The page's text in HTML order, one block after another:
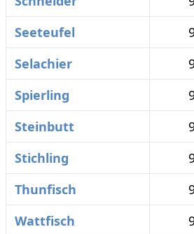
Seeteufel
Selachier
Spierling
Steinbutt
Stichling
Thunfisch
Wattfisch